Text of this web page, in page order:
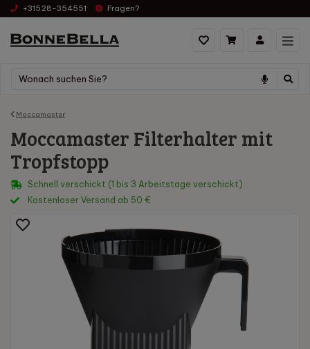
+31528-354551 Fragen?
Moccamaster
Moccamaster Filterhalter mit
Tropfstopp
Schnell verschickt (1 bis 3 Arbeitstage verschickt)
Kostenloser Versand ab 50 €